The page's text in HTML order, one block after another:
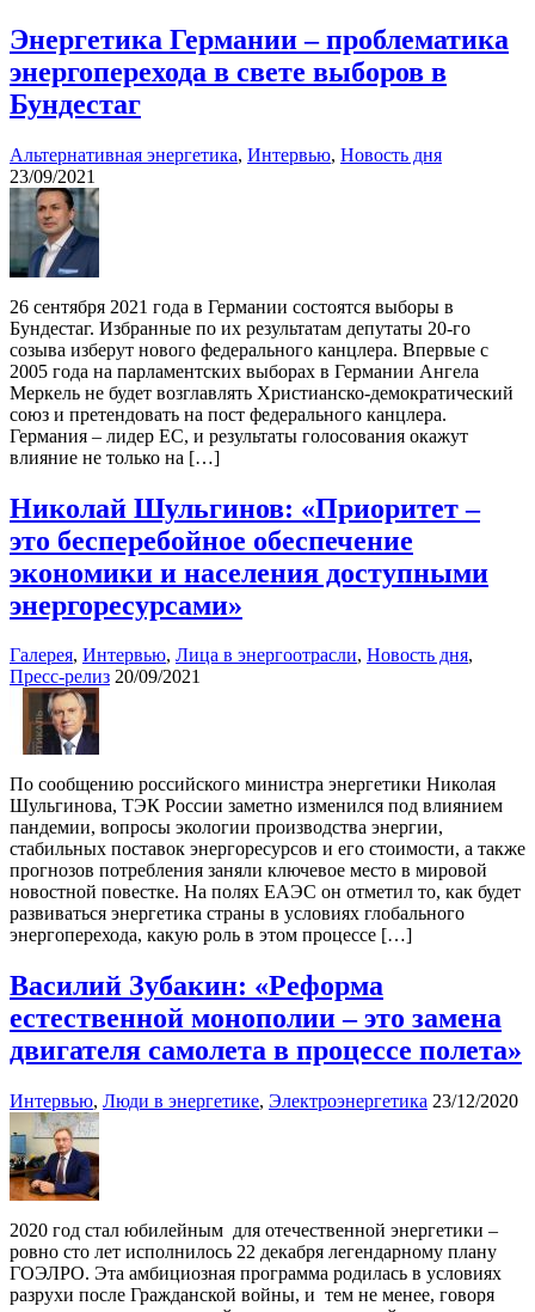
Энергетика Германии – проблематика
энергоперехода в свете выборов в
Бундестаг
Альтернативная энергетика, Интервью, Новость дня
23/09/2021
26 сентября 2021 года в Германии состоятся выборы в
Бундестаг. Избранные по их результатам депутаты 20-го
созыва изберут нового федерального канцлера. Впервые с
2005 года на парламентских выборах в Германии Ангела
Меркель не будет возглавлять Христианско-демократический
союз и претендовать на пост федерального канцлера.
Германия – лидер ЕС, и результаты голосования окажут
влияние не только на […]
Николай Шульгинов: «Приоритет –
это бесперебойное обеспечение
экономики и населения доступными
энергоресурсами»
Галерея, Интервью, Лица в энергоотрасли, Новость дня,
Пресс-релиз 20/09/2021
По сообщению российского министра энергетики Николая
Шульгинова, ТЭК России заметно изменился под влиянием
пандемии, вопросы экологии производства энергии,
стабильных поставок энергоресурсов и его стоимости, а также
прогнозов потребления заняли ключевое место в мировой
новостной повестке. На полях ЕАЭС он отметил то, как будет
развиваться энергетика страны в условиях глобального
энергоперехода, какую роль в этом процессе […]
Василий Зубакин: «Реформа
естественной монополии – это замена
двигателя самолета в процессе полета»
Интервью, Люди в энергетике, Электроэнергетика 23/12/2020
2020 год стал юбилейным для отечественной энергетики –
ровно сто лет исполнилось 22 декабря легендарному плану
ГОЭЛРО. Эта амбициозная программа родилась в условиях
разрухи после Гражданской войны, и тем не менее, говоря